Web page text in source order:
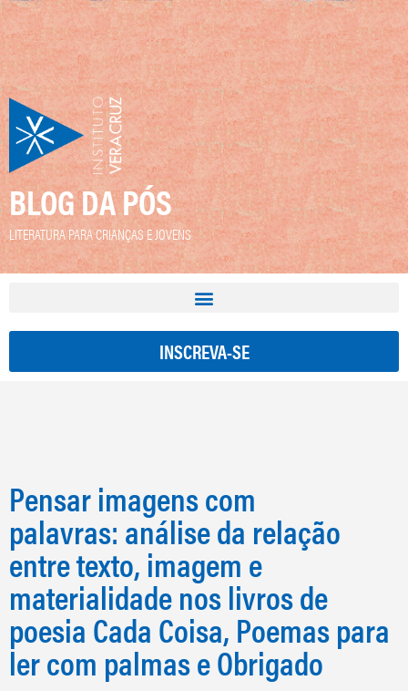
BLOG DA PÓS
LITERATURA PARA CRIANÇAS E JOVENS
INSCREVA-SE
Pensar imagens com
palavras: análise da relação
entre texto, imagem e
materialidade nos livros de
poesia Cada Coisa, Poemas para
ler com palmas e Obrigado